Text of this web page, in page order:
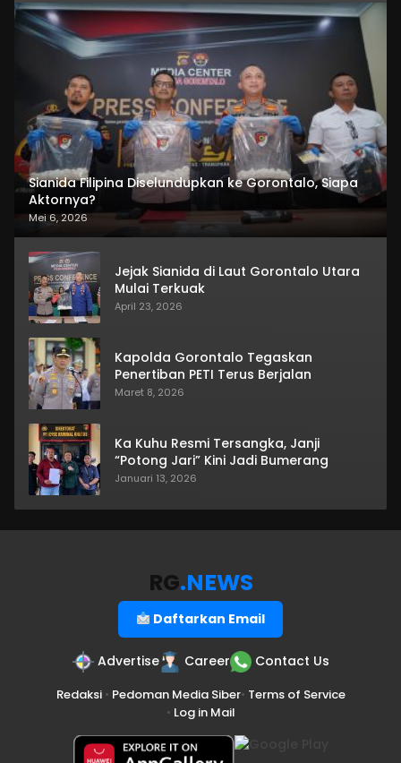
Sianida Filipina Diselundupkan ke Gorontalo, Siapa
Aktornya?
Mei 6, 2026
Jejak Sianida di Laut Gorontalo Utara
Mulai Terkuak
April 23, 2026
Kapolda Gorontalo Tegaskan
Penertiban PETI Terus Berjalan
Maret 8, 2026
Ka Kuhu Resmi Tersangka, Janji
“Potong Jari” Kini Jadi Bumerang
Januari 13, 2026
RG.NEWS
Daftarkan Email
Advertise Career Contact Us
Redaksi• Pedoman Media Siber• Terms of Service
• Log in Mail